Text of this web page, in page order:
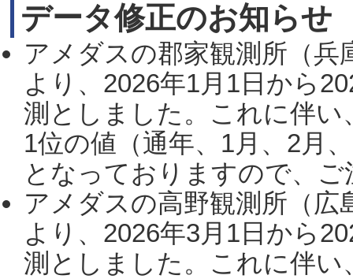
データ修正のお知らせ
アメダスの郡家観測所（
より、2026年1月1日から
測としました。これに伴い
1位の値（通年、1月、2月
となっておりますので、
アメダスの高野観測所（
より、2026年3月1日から
測としました。これに伴い